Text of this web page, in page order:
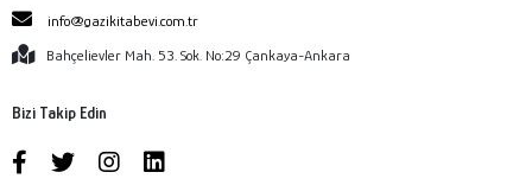
info@gazikitabevi.com.tr
Bahçelievler Mah. 53. Sok. No:29 Çankaya-Ankara
Bizi Takip Edin